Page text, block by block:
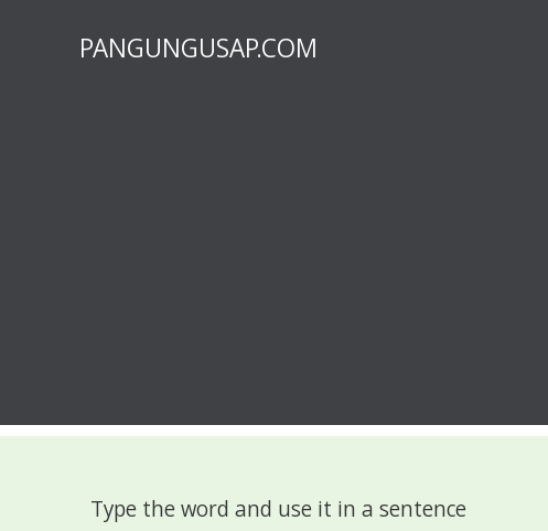
PANGUNGUSAP.COM
Type the word and use it in a sentence